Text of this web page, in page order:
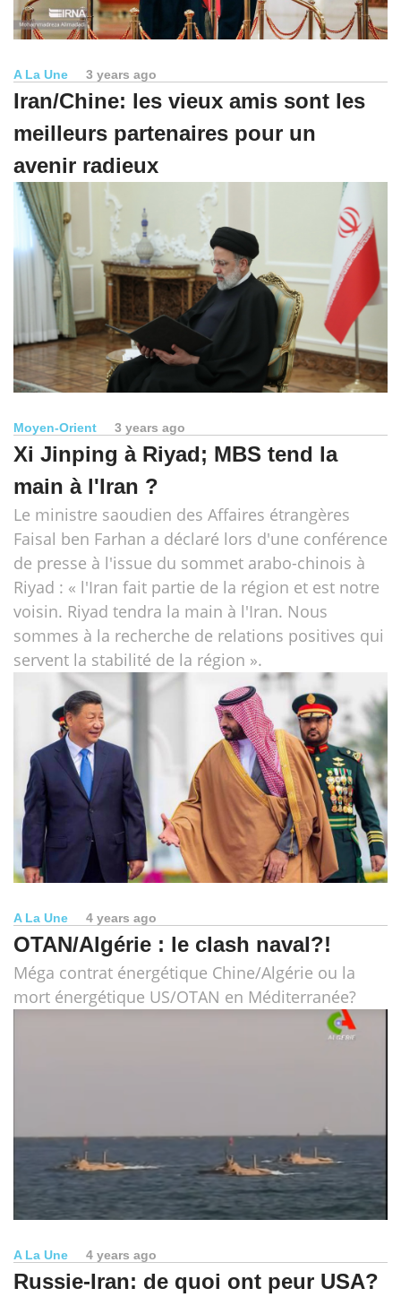
A La Une 3 years ago
Iran/Chine: les vieux amis sont les
meilleurs partenaires pour un
avenir radieux
Moyen-Orient 3 years ago
Xi Jinping à Riyad; MBS tend la
main à l'Iran ?
Le ministre saoudien des Affaires étrangères
Faisal ben Farhan a déclaré lors d'une conférence
de presse à l'issue du sommet arabo-chinois à
Riyad : « l'Iran fait partie de la région et est notre
voisin. Riyad tendra la main à l'Iran. Nous
sommes à la recherche de relations positives qui
servent la stabilité de la région ».
A La Une 4 years ago
OTAN/Algérie : le clash naval?!
Méga contrat énergétique Chine/Algérie ou la
mort énergétique US/OTAN en Méditerranée?
A La Une 4 years ago
Russie-Iran: de quoi ont peur USA?